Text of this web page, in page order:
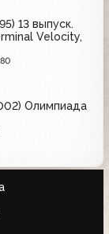
13 выпуск.
Velocity,
Олимпиада